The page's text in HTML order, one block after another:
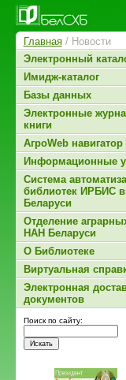
Главная/ Новости
Электронный
Имидж-каталог
Базы данных
Электронные
книги
АгроWeb навигатор
Информационные
Система
библиотек ИРБИС в
Беларуси
Отделение
НАН Беларуси
О Библиотеке
Виртуальная
Электронная
документов
Поиск по сайту: